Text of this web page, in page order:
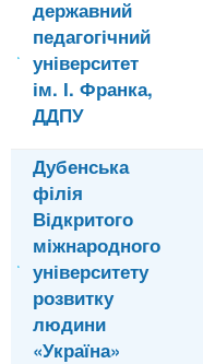
державний
педагогічний
університет
ім. І. Франка,
ДДПУ
Дубенська
філія
Відкритого
міжнародного
університету
розвитку
людини
«Україна»